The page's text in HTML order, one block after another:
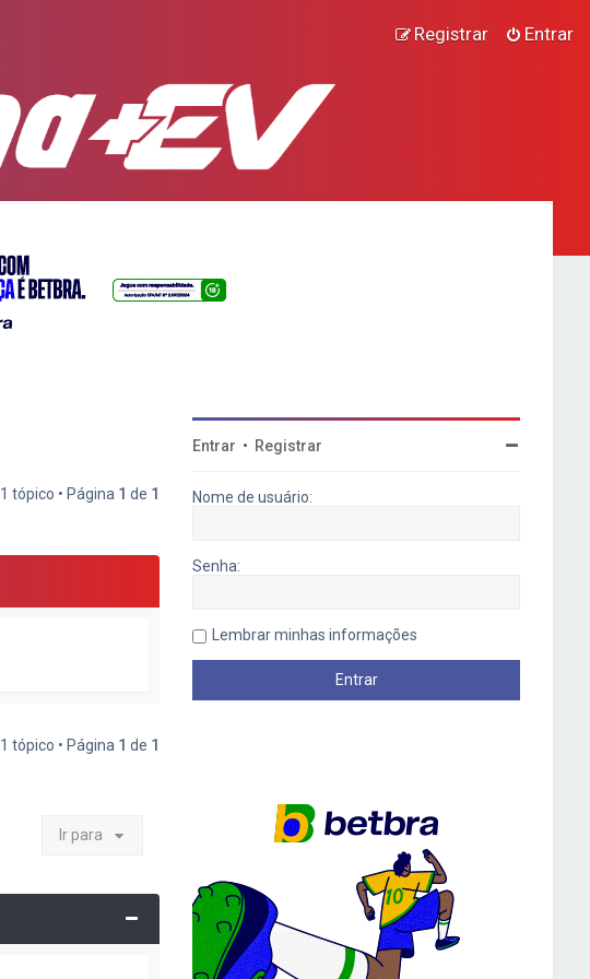
Entrar
Registrar
1 tópico • Página 1 de 1
1 tópico • Página 1 de 1
Ir para
Entrar • Registrar
Nome de usuário:
Senha:
Lembrar minhas informações